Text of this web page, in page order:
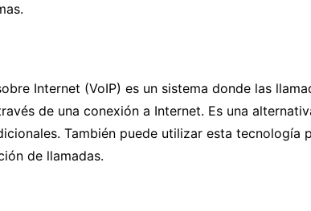
Internet (VoIP) es un sistema donde las
de una conexión a Internet. Es una
También puede utilizar esta tecnología
de llamadas.